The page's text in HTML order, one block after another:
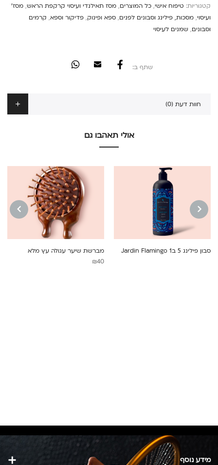
קטגוריות: טיפוח אישי, כל המוצרים, מסז תאילנדי ועיסוי קרקפת הראש, מסז'
ועיסוי, מסכות, פילינג וסבונים לפנים, ספא ופינוק, פדיקור וספא, קרמים
וסבונים, שמנים לעיסוי
שתף ב:
חוות דעת (0)
אולי תאהבו גם
PREVIOUS
סבון פילינג 5 ב1 Jardin Flamingo
מברשת שיער עגולה עץ מלא
₪40
מידע נוסף